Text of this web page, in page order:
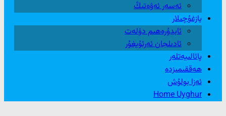
ئەسەر ئەۋەتىڭ
يازغۇچىلار
ئابدۇرەھىم دۆلەت
ئادىلجان ئەرئۇيغۇر
پائالىيەتلەر
ھەققىمىزدە
ئەزا بولۇش
Home Uyghur